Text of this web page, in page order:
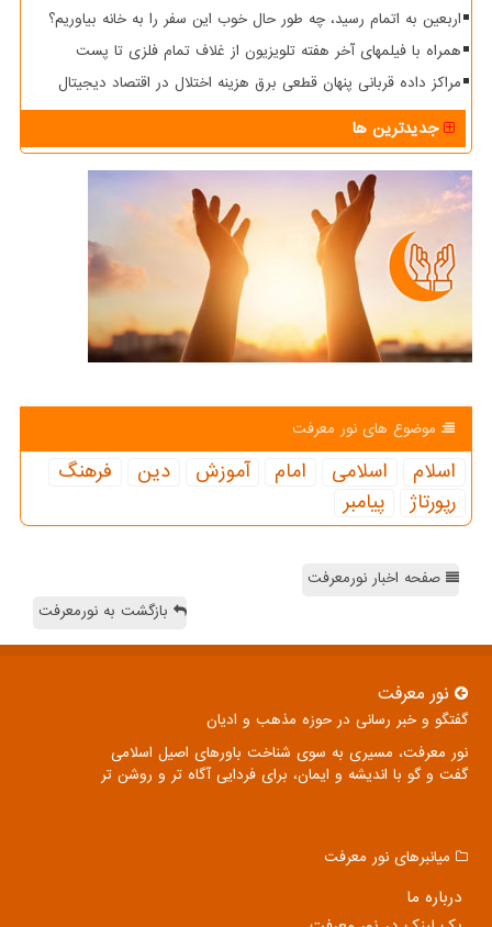
اربعین به اتمام رسید، چه طور حال خوب این سفر را به خانه بیاوریم؟
همراه با فیلمهای آخر هفته تلویزیون از غلاف تمام فلزی تا پست
مراکز داده قربانی پنهان قطعی برق هزینه اختلال در اقتصاد دیجیتال
جدیدترین ها
موضوع های نور معرفت
اسلام اسلامی امام آموزش دین
فرهنگ
رپورتاژ
پیامبر
صفحه اخبار نورمعرفت
بازگشت به نورمعرفت
نور معرفت
گفتگو و خبر رسانی در حوزه مذهب و ادیان
نور معرفت، مسیری به سوی شناخت باورهای اصیل اسلامی
گفت و گو با اندیشه و ایمان، برای فردایی آگاه تر و روشن تر
میانبرهای نور معرفت
درباره ما